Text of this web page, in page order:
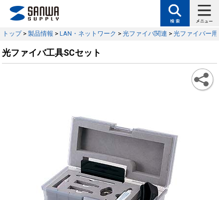
トップ> 製品情報 > LAN・ネットワーク > 光ファイバ関連 > 光ファイバー
光ファイバ工具SCセット